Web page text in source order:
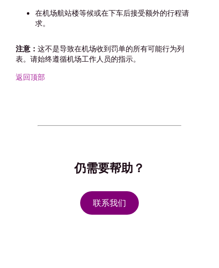
在机场航站楼等候或在下车后接受额外的行程请
求。
注意： 这不是导致在机场收到罚单的所有可能行为列
表。请始终遵循机场工作人员的指示。
返回顶部
仍需要帮助？
联系我们